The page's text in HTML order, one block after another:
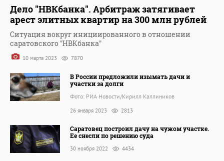
Дело "НВКбанка". Арбитраж затягивает
арест элитных квартир на 300 млн рублей
Ситуация вокруг инициированного в отношении
саратовского "НВКбанка"
10 марта 2023 7870
В России предложили изымать дачи и
участки за долги
Фото: РИА Новости/Кирилл Каллиников
26 января 2023 2813
Саратовец построил дачу на чужом участке.
Ее снесли по решению суда
30 ноября 2022 4434